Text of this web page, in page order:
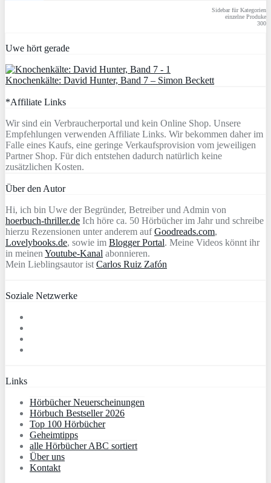
Sidebar für Kategorien
einzelne Produke
300
Uwe hört gerade
Knochenkälte: David Hunter, Band 7 – Simon Beckett
*Affiliate Links
Wir sind ein Verbraucherportal und kein Online Shop. Unsere
Empfehlungen verwenden Affiliate Links. Wir bekommen daher im
Falle eines Kaufs, eine geringe Verkaufsprovision vom jeweiligen
Partner Shop. Für dich entstehen dadurch natürlich keine
zusätzlichen Kosten.
Über den Autor
Hi, ich bin Uwe der Begründer, Betreiber und Admin von
hoerbuch-thriller.de Ich höre ca. 50 Hörbücher im Jahr und schreibe
hierzu Rezensionen unter anderem aufGoodreads.com,
Lovelybooks.de, sowie im Blogger Portal. Meine Videos könnt ihr
in meinen Youtube-Kanal abonnieren.
Mein Lieblingsautor ist Carlos Ruiz Zafón
Soziale Netzwerke
Links
Hörbücher Neuerscheinungen
Hörbuch Bestseller 2026
Top 100 Hörbücher
Geheimtipps
alle Hörbücher ABC sortiert
Über uns
Kontakt